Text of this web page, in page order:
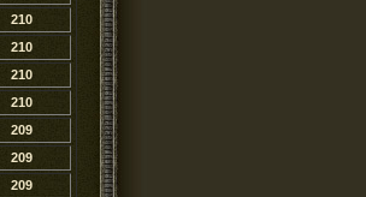
210
210
210
210
209
209
209